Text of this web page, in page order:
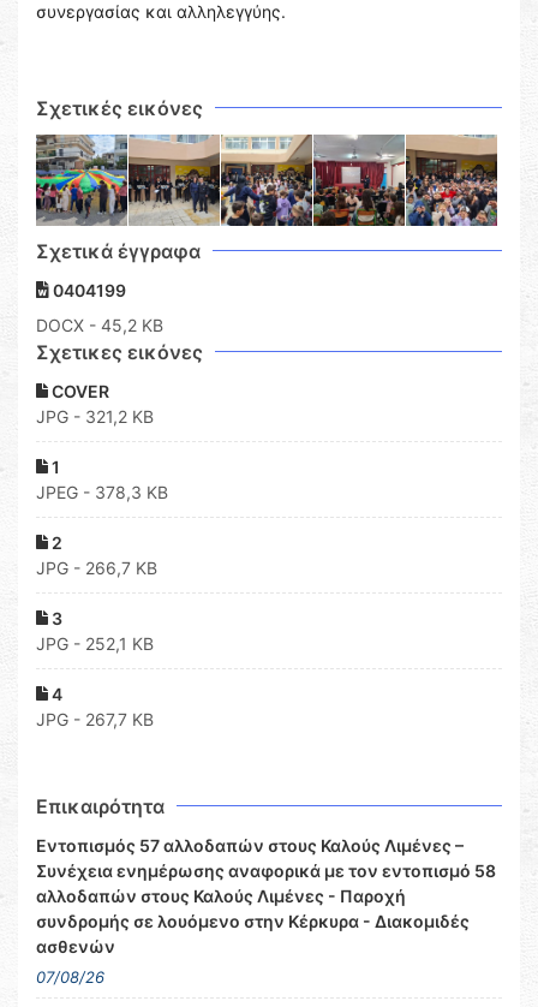
συνεργασίας και αλληλεγγύης.
Σχετικές εικόνες
Σχετικά έγγραφα
0404199
DOCX - 45,2 KB
Σχετικες εικόνες
COVER
JPG - 321,2 KB
1
JPEG - 378,3 KB
2
JPG - 266,7 KB
3
JPG - 252,1 KB
4
JPG - 267,7 KB
Επικαιρότητα
Εντοπισμός 57 αλλοδαπών στους Καλούς Λιμένες –
Συνέχεια ενημέρωσης αναφορικά με τον εντοπισμό 58
αλλοδαπών στους Καλούς Λιμένες - Παροχή
συνδρομής σε λουόμενο στην Κέρκυρα - Διακομιδές
ασθενών
07/08/26